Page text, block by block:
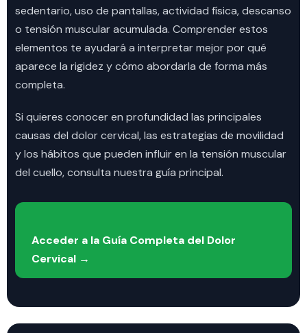
sedentario, uso de pantallas, actividad física, descanso
o tensión muscular acumulada. Comprender estos
elementos te ayudará a interpretar mejor por qué
aparece la rigidez y cómo abordarla de forma más
completa.
Si quieres conocer en profundidad las principales
causas del dolor cervical, las estrategias de movilidad
y los hábitos que pueden influir en la tensión muscular
del cuello, consulta nuestra guía principal.
Acceder a la Guía Completa del Dolor
Cervical →